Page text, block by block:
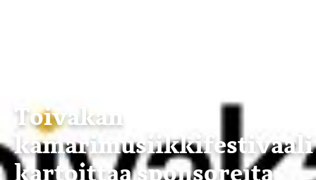
Toivakan
kamarimusiikkifestivaali
kartoittaa sponsoreita